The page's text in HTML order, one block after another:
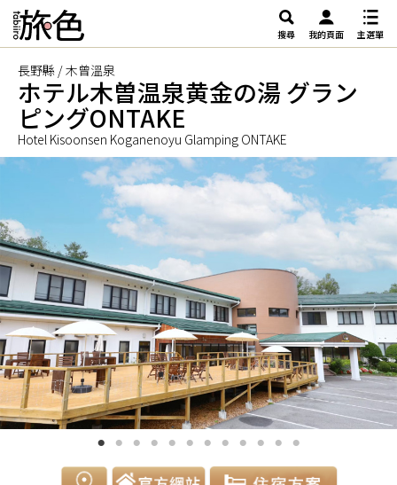
搜尋 我的頁面 主選單
長野縣 / 木曾溫泉
ホテル木曽温泉黄金の湯 グラン
ピングONTAKE
Hotel Kisoonsen Koganenoyu Glamping ONTAKE